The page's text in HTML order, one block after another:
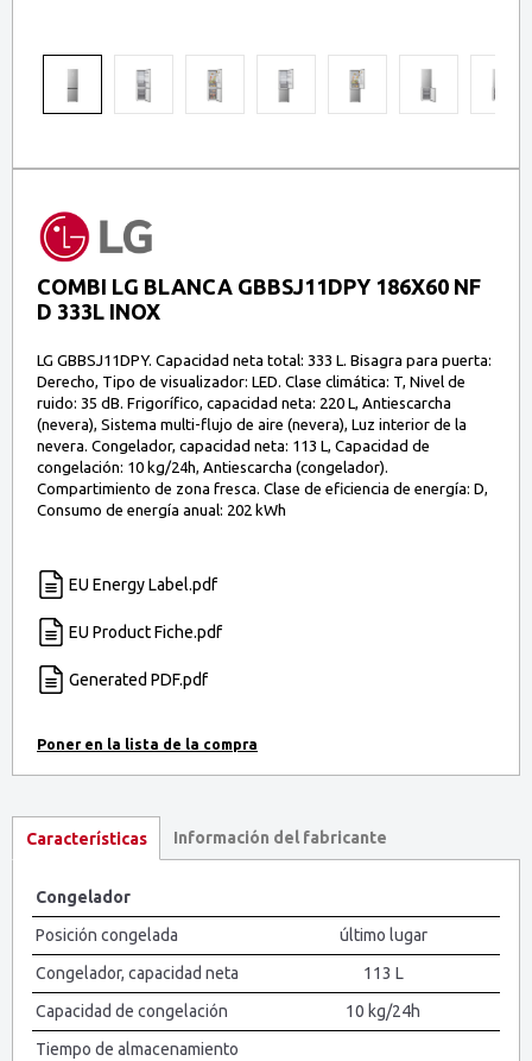
COMBI LG BLANCA GBBSJ11DPY 186X60 NF
D 333L INOX
LG GBBSJ11DPY. Capacidad neta total: 333 L. Bisagra para puerta:
Derecho, Tipo de visualizador: LED. Clase climática: T, Nivel de
ruido: 35 dB. Frigorífico, capacidad neta: 220 L, Antiescarcha
(nevera), Sistema multi-flujo de aire (nevera), Luz interior de la
nevera. Congelador, capacidad neta: 113 L, Capacidad de
congelación: 10 kg/24h, Antiescarcha (congelador).
Compartimiento de zona fresca. Clase de eficiencia de energía: D,
Consumo de energía anual: 202 kWh
EU Energy Label.pdf
EU Product Fiche.pdf
Generated PDF.pdf
Características Información del fabricante
Congelador
Posición congelada
último lugar
Congelador, capacidad neta
113 L
Capacidad de congelación
10 kg/24h
Tiempo de almacenamiento